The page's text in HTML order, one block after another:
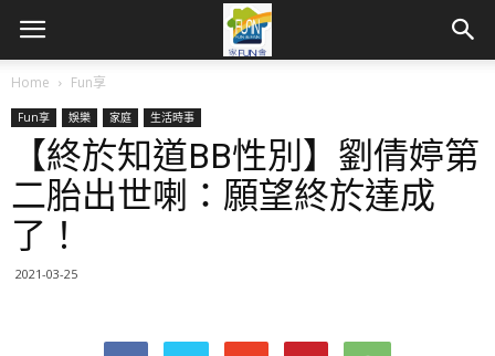
Home Fun享
Fun享 娛樂 家庭 生活時事
【終於知道BB性別】劉倩婷第
二胎出世喇：願望終於達成
了！
2021-03-25